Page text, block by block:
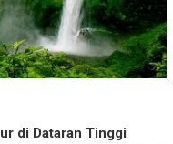
di Dataran Tinggi